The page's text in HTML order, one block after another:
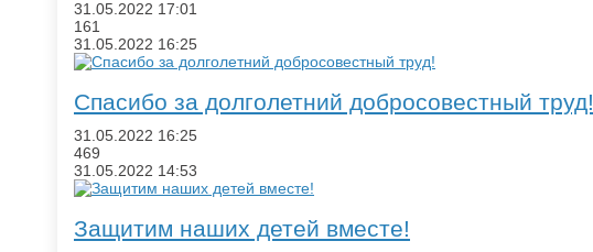
31.05.2022 17:01
161
31.05.2022 16:25
​Спасибо за долголетний добросовестный труд!
31.05.2022 16:25
469
31.05.2022 14:53
Защитим наших детей вместе!